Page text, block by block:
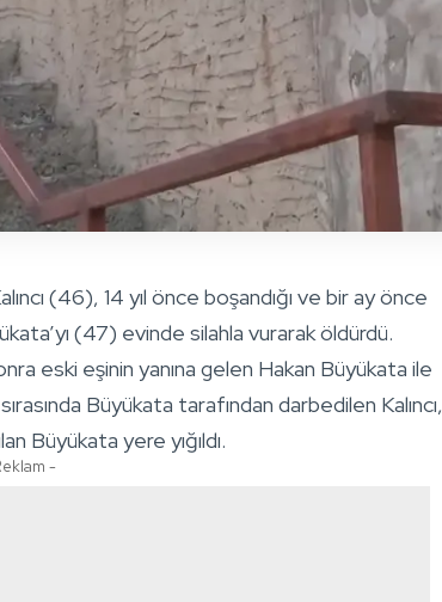
(46), 14 yıl önce boşandığı ve bir ay önce
(47) evinde silahla vurarak öldürdü.
eski eşinin yanına gelen Hakan Büyükata ile
Büyükata tarafından darbedilen Kalıncı,
Büyükata yere yığıldı.
-